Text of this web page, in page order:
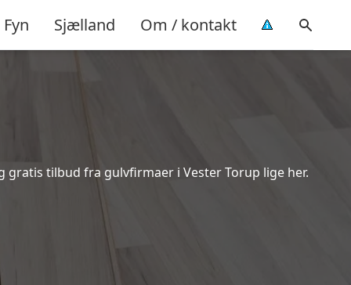
Fyn Sjælland Om / kontakt
tilbud fra gulvfirmaer i Vester Torup lige her.